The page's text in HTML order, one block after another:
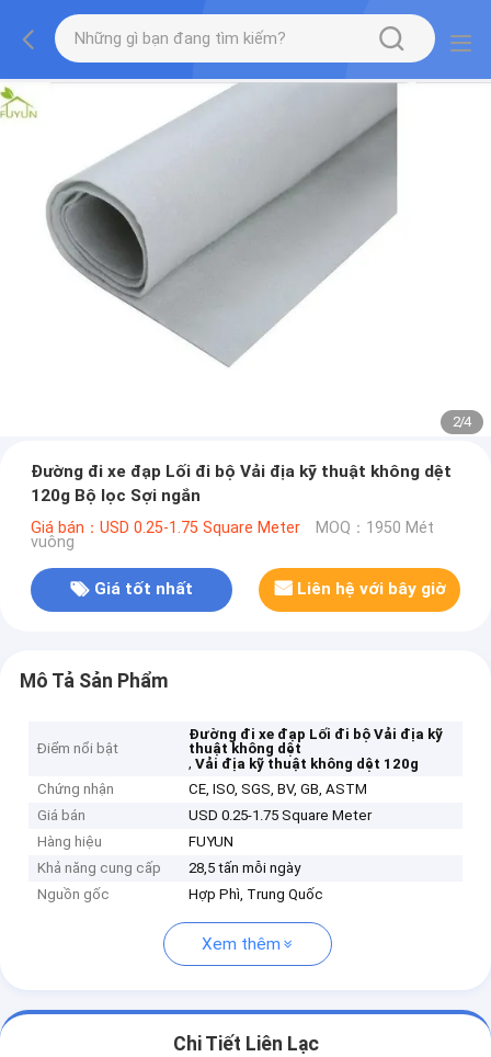
2/4
Đường đi xe đạp Lối đi bộ Vải địa kỹ thuật không dệt
120g Bộ lọc Sợi ngắn
Giá bán：USD 0.25-1.75 Square Meter MOQ：1950 Mét
vuông
Giá tốt nhất Liên hệ với bây giờ
Mô Tả Sản Phẩm
Điểm nổi bật
Đường đi xe đạp Lối đi bộ Vải địa kỹ
thuật không dệt
,Vải địa kỹ thuật không dệt 120g
Chứng nhận
CE, ISO, SGS, BV, GB, ASTM
Giá bán
USD 0.25-1.75 Square Meter
Hàng hiệu
FUYUN
Khả năng cung cấp
28,5 tấn mỗi ngày
Nguồn gốc
Hợp Phì, Trung Quốc
Xem thêm
Chi Tiết Liên Lạc